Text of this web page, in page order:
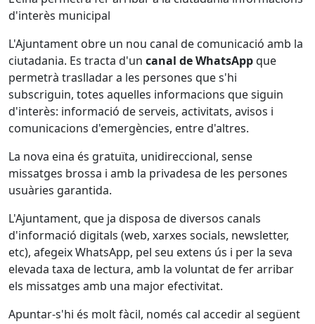
d'interès municipal
L'Ajuntament obre un nou canal de comunicació amb la
ciutadania. Es tracta d'un canal de WhatsAppque
permetrà traslladar a les persones que s'hi
subscriguin, totes aquelles informacions que siguin
d'interès: informació de serveis, activitats, avisos i
comunicacions d'emergències, entre d'altres.
La nova eina és gratuïta, unidireccional, sense
missatges brossa i amb la privadesa de les persones
usuàries garantida.
L'Ajuntament, que ja disposa de diversos canals
d'informació digitals (web, xarxes socials, newsletter,
etc), afegeix WhatsApp, pel seu extens ús i per la seva
elevada taxa de lectura, amb la voluntat de fer arribar
els missatges amb una major efectivitat.
Apuntar-s'hi és molt fàcil, només cal accedir al següent